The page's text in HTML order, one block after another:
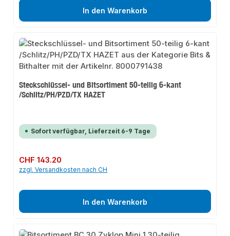
In den Warenkorb
Steckschlüssel- und Bitsortiment 50-teilig 6-kant
/Schlitz/PH/PZD/TX HAZET
Sofort verfügbar, Lieferzeit 6-9 Tage
Regulärer Preis:
CHF 143.20
zzgl. Versandkosten nach CH
In den Warenkorb